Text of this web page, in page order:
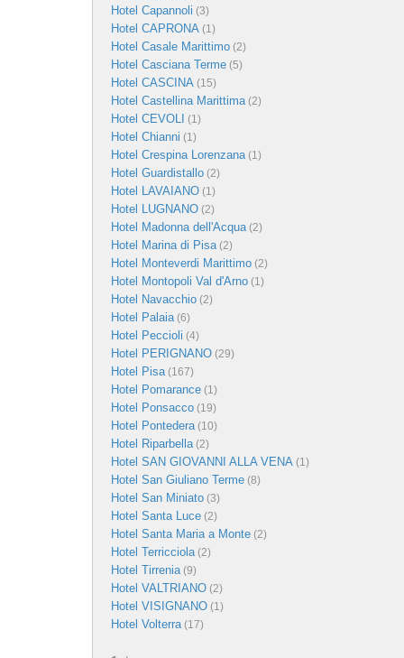
Hotel Capannoli (3)
Hotel CAPRONA (1)
Hotel Casale Marittimo (2)
Hotel Casciana Terme (5)
Hotel CASCINA (15)
Hotel Castellina Marittima(2)
Hotel CEVOLI (1)
Hotel Chianni (1)
Hotel Crespina Lorenzana(1)
Hotel Guardistallo (2)
Hotel LAVAIANO (1)
Hotel LUGNANO (2)
Hotel Madonna dell'Acqua(2)
Hotel Marina di Pisa(2)
Hotel Monteverdi Marittimo (2)
Hotel Montopoli Val d'Arno (1)
Hotel Navacchio (2)
Hotel Palaia(6)
Hotel Peccioli (4)
Hotel PERIGNANO (29)
Hotel Pisa(167)
Hotel Pomarance (1)
Hotel Ponsacco (19)
Hotel Pontedera(10)
Hotel Riparbella(2)
Hotel SAN GIOVANNI ALLA VENA (1)
Hotel San Giuliano Terme (8)
Hotel San Miniato (3)
Hotel Santa Luce (2)
Hotel Santa Maria a Monte (2)
Hotel Terricciola(2)
Hotel Tirrenia(9)
Hotel VALTRIANO (2)
Hotel VISIGNANO (1)
Hotel Volterra(17)